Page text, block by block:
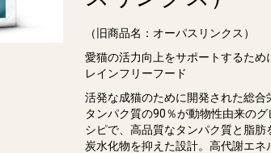
（旧商品名：オーパスリンクス）
愛猫の活力向上をサポートするため
レインフリーフード
活発な成猫のために開発された総合
タンパク質の90％が動物性由来の
シピで、⾼品質なタンパク質と脂肪
炭⽔化物を抑えた設計。⾼代謝エネ